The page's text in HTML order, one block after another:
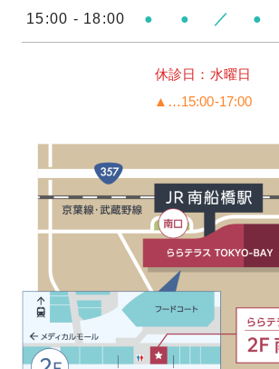
15:00 - 18:00 ● ● ／ ●
休診日：水曜日
▲…15:00-17:00